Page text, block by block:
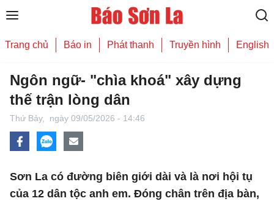
Trang chủ Báo in Phát thanh Truyền hình English
Ngôn ngữ- "chìa khoá" xây dựng
thế trận lòng dân
Thứ Bảy, ngày 09/05/2026 - 14:46
Sơn La có đường biên giới dài và là nơi hội tụ
của 12 dân tộc anh em. Đóng chân trên địa bàn,